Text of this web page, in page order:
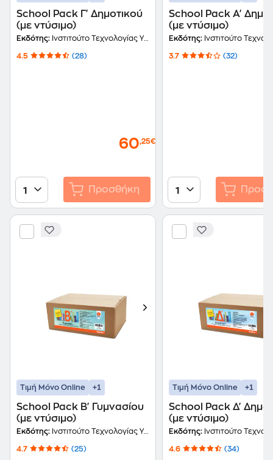
School Pack Γ' Δημοτικού
(με ντύσιμο)
Εκδότης: Ινστιτούτο Τεχνολογίας Υπολογιστών και Εκδόσεων Διόφαντος
4.5 (28)
60,25€
1 Προσθήκη
School Pack Α'
(με ντύσιμο)
Εκδότης: Ινστιτούτο Τεχνολογίας Υπολογιστών και
3.7 (32)
1
Τιμή Μόνο Online +1
School Pack Β' Γυμνασίου
(με ντύσιμο)
Εκδότης: Ινστιτούτο Τεχνολογίας Υπολογιστών και Εκδόσεων Διόφαντος
4.7 (25)
Τιμή Μόνο Online +1
School Pack Δ'
(με ντύσιμο)
Εκδότης: Ινστιτούτο Τεχνολογίας Υπολογιστών και
4.6 (34)